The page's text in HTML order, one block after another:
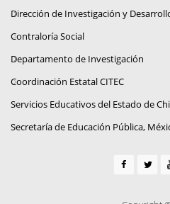
Dirección de Investigación y
Contraloría Social
Departamento de Investigación
Coordinación Estatal CITEC
Servicios Educativos del Estado de
Secretaría de Educación Pública,